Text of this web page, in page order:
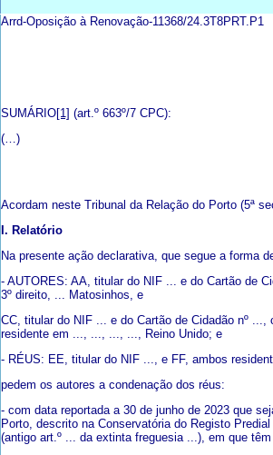
Arrd-Oposição à Renovação-11368/24.3T8PRT.P1
SUMÁRIO[1] (art.º 663º/7 CPC):
(…)
Acordam neste Tribunal da Relação do Porto (5ª
I. Relatório
Na presente ação declarativa, que segue a forma
- AUTORES: AA, titular do NIF ... e do Cartão de
3º direito, ... Matosinhos, e
CC, titular do NIF ... e do Cartão de Cidadão nº
residente em ..., ..., ..., ..., Reino Unido; e
- RÉUS: EE, titular do NIF ..., e FF, ambos
pedem os autores a condenação dos réus:
- com data reportada a 30 de junho de 2023 que
Porto, descrito na Conservatória do Registo
(antigo art.º ... da extinta freguesia ...), em que